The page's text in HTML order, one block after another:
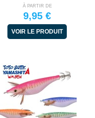
À PARTIR DE
9,95 €
VOIR LE PRODUIT